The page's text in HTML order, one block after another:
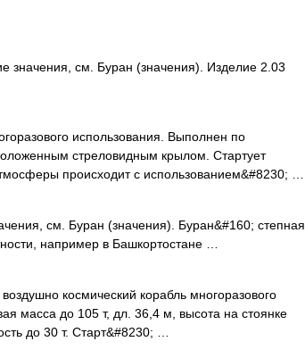
значения, см. Буран (значения). Изделие 2.03
использования. Выполнен по
стреловидным крылом. Стартует
происходит с использованием&#8230; …
см. Буран (значения). Буран&#160; степная
например в Башкортостане …
космический корабль многоразового
масса до 105 т, дл. 36,4 м, высота на стоянке
до 30 т. Старт&#8230; …